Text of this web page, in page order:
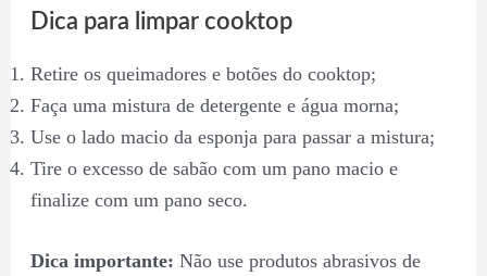
Dica para limpar cooktop
Retire os queimadores e botões do cooktop;
Faça uma mistura de detergente e água morna;
Use o lado macio da esponja para passar a mistura;
Tire o excesso de sabão com um pano macio e
finalize com um pano seco.
Dica importante: Não use produtos abrasivos de